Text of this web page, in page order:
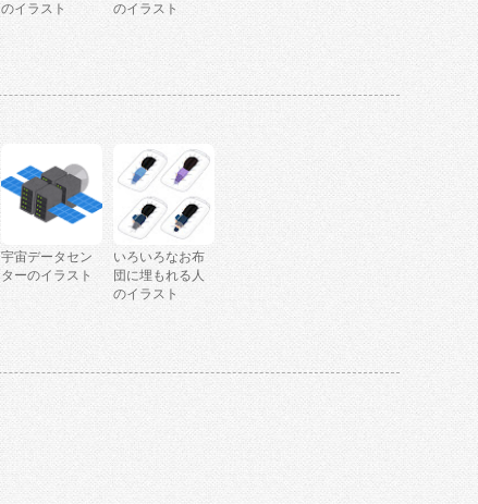
のイラスト
のイラスト
宇宙データセン
ターのイラスト
いろいろなお布
団に埋もれる人
のイラスト